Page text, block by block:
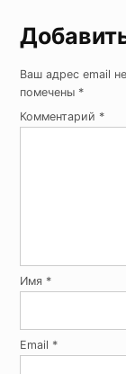
Ваш адрес email
помечены *
Комментарий *
Имя *
Email *